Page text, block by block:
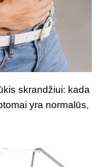
skrandžiui: kada
yra normalūs,